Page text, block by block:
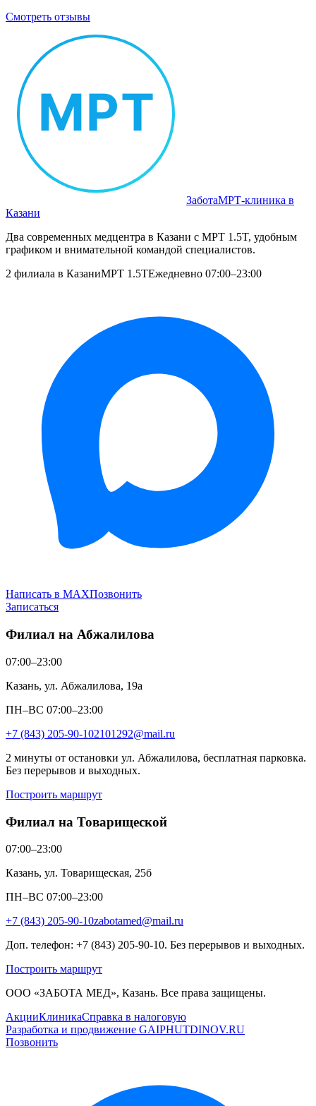
Смотреть отзывы
ЗаботаМРТ‑клиника в
Казани
Два современных медцентра в Казани с МРТ 1.5T, удобным
графиком и внимательной командой специалистов.
2 филиала в КазаниМРТ 1.5TЕжедневно 07:00–23:00
Написать в MAXПозвонить
Записаться
Филиал на Абжалилова
07:00–23:00
Казань, ул. Абжалилова, 19а
ПН–ВС 07:00–23:00
+7 (843) 205-90-102101292@mail.ru
2 минуты от остановки ул. Абжалилова, бесплатная парковка.
Без перерывов и выходных.
Построить маршрут
Филиал на Товарищеской
07:00–23:00
Казань, ул. Товарищеская, 25б
ПН–ВС 07:00–23:00
+7 (843) 205-90-10zabotamed@mail.ru
Доп. телефон: +7 (843) 205-90-10. Без перерывов и выходных.
Построить маршрут
ООО «ЗАБОТА МЕД», Казань. Все права защищены.
АкцииКлиникаСправка в налоговую
Разработка и продвижение GAIPHUTDINOV.RU
Позвонить